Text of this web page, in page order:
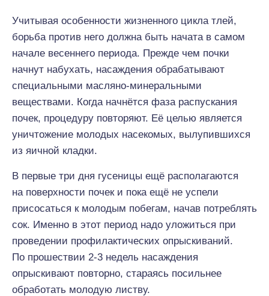
Учитывая особенности жизненного цикла тлей,
борьба против него должна быть начата в самом
начале весеннего периода. Прежде чем почки
начнут набухать, насаждения обрабатывают
специальными масляно-минеральными
веществами. Когда начнётся фаза распускания
почек, процедуру повторяют. Её целью является
уничтожение молодых насекомых, вылупившихся
из яичной кладки.
В первые три дня гусеницы ещё располагаются
на поверхности почек и пока ещё не успели
присосаться к молодым побегам, начав потреблять
сок. Именно в этот период надо уложиться при
проведении профилактических опрыскиваний.
По прошествии 2-3 недель насаждения
опрыскивают повторно, стараясь посильнее
обработать молодую листву.